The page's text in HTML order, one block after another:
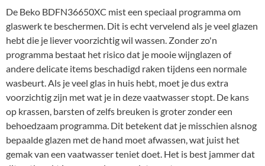
De Beko BDFN36650XC mist een speciaal programma om
glaswerk te beschermen. Dit is echt vervelend als je veel glazen
hebt die je liever voorzichtig wil wassen. Zonder zo'n
programma bestaat het risico dat je mooie wijnglazen of
andere delicate items beschadigd raken tijdens een normale
wasbeurt. Als je veel glas in huis hebt, moet je dus extra
voorzichtig zijn met wat je in deze vaatwasser stopt. De kans
op krassen, barsten of zelfs breuken is groter zonder een
behoedzaam programma. Dit betekent dat je misschien alsnog
bepaalde glazen met de hand moet afwassen, wat juist het
gemak van een vaatwasser teniet doet. Het is best jammer dat